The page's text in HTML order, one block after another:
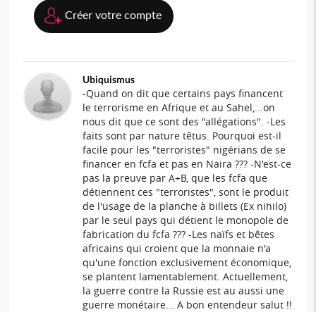
Créer votre compte
Ubiquismus
-Quand on dit que certains pays financent
le terrorisme en Afrique et au Sahel,...on
nous dit que ce sont des "allégations". -Les
faits sont par nature têtus. Pourquoi est-il
facile pour les "terroristes" nigérians de se
financer en fcfa et pas en Naira ??? -N'est-ce
pas la preuve par A+B, que les fcfa que
détiennent ces "terroristes", sont le produit
de l'usage de la planche à billets (Ex nihilo)
par le seul pays qui détient le monopole de
fabrication du fcfa ??? -Les naïfs et bêtes
africains qui croient que la monnaie n'a
qu'une fonction exclusivement économique,
se plantent lamentablement. Actuellement,
la guerre contre la Russie est au aussi une
guerre monétaire... A bon entendeur salut !!